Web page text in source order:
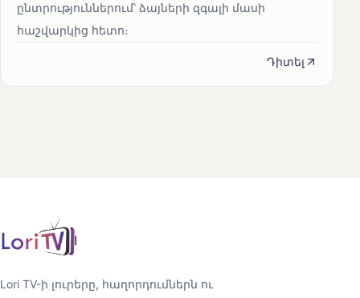
ընտրություններում՝ ձայների զգալի մասի
հաշվարկից հետո։
Դիտել
Lori TV-ի լուրերը, հաղորդումներն ու